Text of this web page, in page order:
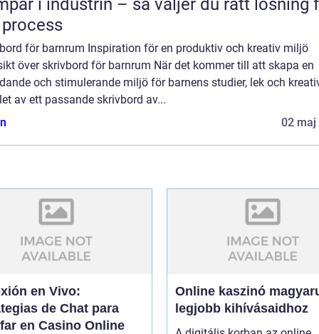
i industrin – så väljer du rätt lösning
för barnrum Inspiration för en produktiv och kreativ miljö
över skrivbord för barnrum När det kommer till att skapa en
och stimulerande miljö för barnens studier, lek och
av ett passande skrivbord av...
02 maj
en Vivo:
de Chat para
en Casino Online
Online kaszinó
legjobb kihívásaidhoz